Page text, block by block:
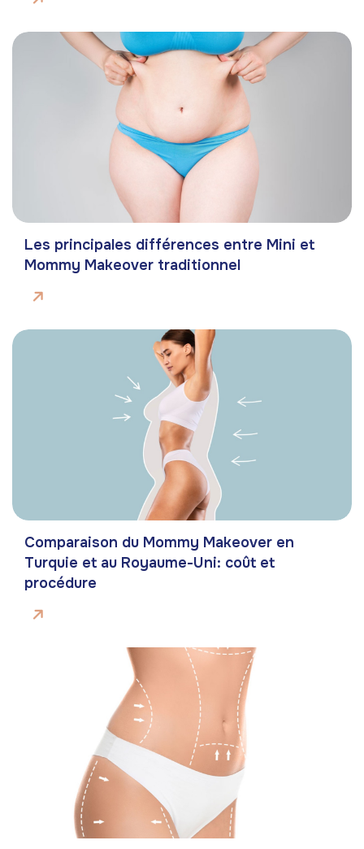
Les principales différences entre Mini et
Mommy Makeover traditionnel
Comparaison du Mommy Makeover en
Turquie et au Royaume-Uni: coût et
procédure